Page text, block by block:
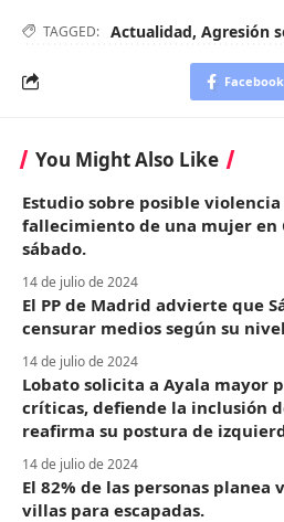
TAGGED: Actualidad, Agresión
Facebook
You Might Also Like
Estudio sobre posible
fallecimiento de una mujer en
sábado.
14 de julio de 2024
El PP de Madrid advierte que
censurar medios según su
14 de julio de 2024
Lobato solicita a Ayala mayor
críticas, defiende la inclusión
reafirma su postura de
14 de julio de 2024
El 82% de las personas planea
villas para escapadas.